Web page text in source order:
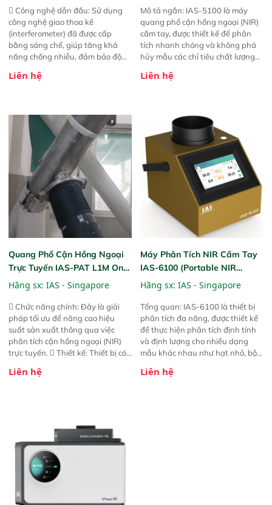
 Công nghệ dẫn đầu: Sử dụng
công nghệ giao thoa kế
(interferometer) đã được cấp
bằng sáng chế, giúp tăng khả
năng chống nhiễu, đảm bảo độ
Phạm vi ứng dụng rộng: Đáp ứng
ngành công nghiệp khác nhau. 
Độ nhạy cao: Trang bị đầu dò
InGaAs độ nhạy cao, cung cấp
phản hồi phổ tuyến tính đầy đủ,
đảm bảo độ chính xác và khả
năng lặp lại tối ưu.
Liên hệ
Mô tả ngắn: IAS-5100 là máy
quang phổ cận hồng ngoại (NIR)
cầm tay, được thiết kế để phân
tích nhanh chóng và không phá
hủy mẫu các chỉ tiêu chất lượng
Thiết bị linh hoạt cho nhiều kịch
trực tiếp ngoài đồng ruộng.
Liên hệ
Quang Phổ Cận Hồng Ngoại
Trực Tuyến IAS-PAT L1M On-
Line NIR
Hãng sx: IAS - Singapore
 Chức năng chính: Đây là giải
pháp tối ưu để nâng cao hiệu
suất sản xuất thông qua việc
phân tích cận hồng ngoại (NIR)
trực tuyến.  Thiết kế: Thiết bị có
hỗ trợ tản nhiệt tăng cường và đã
liệu để tăng chỉ số ROI cho doanh
nghiệp.
Liên hệ
Máy Phân Tích NIR Cầm Tay
IAS-6100 (Portable NIR
Analyzer)
Hãng sx: IAS - Singapore
Tổng quan: IAS-6100 là thiết bị
phân tích đa năng, được thiết kế
để thực hiện phân tích định tính
và định lượng cho nhiều dạng
mẫu khác nhau như hạt nhỏ, bột,
này cho phép bất kỳ ai cũng có
Liên hệ